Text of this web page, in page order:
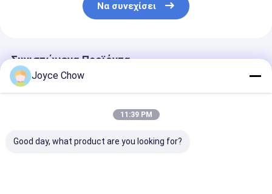
Να συνεχίσει
Συνιστώμενα Προϊόντα
Joyce Chow
11:39 PM
Good day, what product are you looking for?